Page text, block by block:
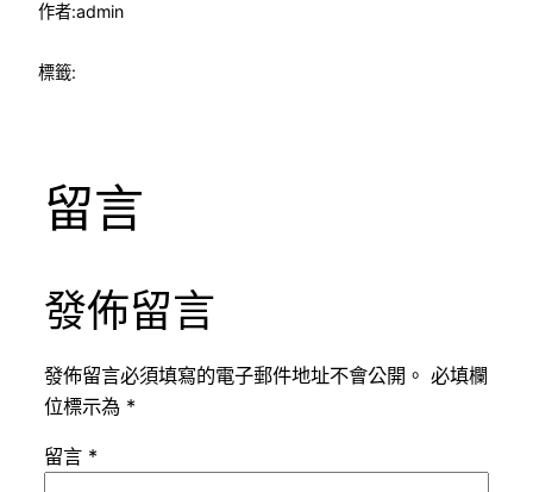
作者:admin
標籤:
留言
發佈留言
發佈留言必須填寫的電子郵件地址不會公開。 必填欄
位標示為 *
留言 *